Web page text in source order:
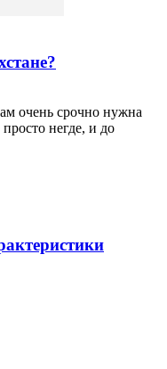
очень срочно нужна
просто негде, и до